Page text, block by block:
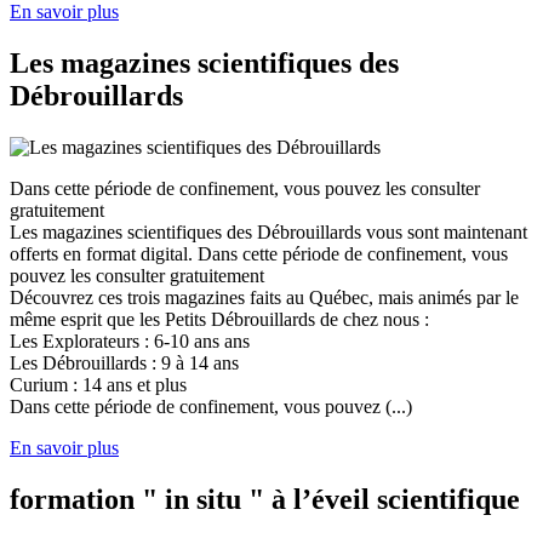
En savoir plus
Les magazines scientifiques des
Débrouillards
Dans cette période de confinement, vous pouvez les consulter
gratuitement
Les magazines scientifiques des Débrouillards vous sont maintenant
offerts en format digital. Dans cette période de confinement, vous
pouvez les consulter gratuitement
Découvrez ces trois magazines faits au Québec, mais animés par le
même esprit que les Petits Débrouillards de chez nous :
Les Explorateurs : 6-10 ans ans
Les Débrouillards : 9 à 14 ans
Curium : 14 ans et plus
Dans cette période de confinement, vous pouvez (...)
En savoir plus
formation " in situ " à l’éveil scientifique